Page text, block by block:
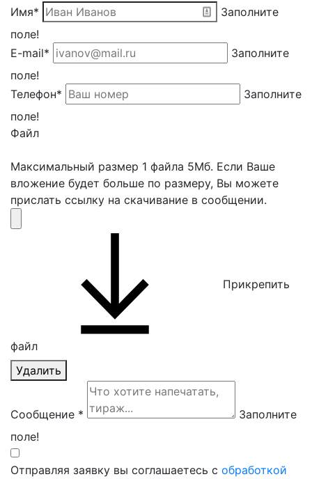
Имя*
Заполните
поле!
E-mail*
Заполните
поле!
Телефон*
Заполните
поле!
Файл
Максимальный размер 1 файла 5Мб. Если Ваше
вложение будет больше по размеру, Вы можете
прислать ссылку на скачивание в сообщении.
Прикрепить
файл
Удалить
Сообщение *
Заполните
поле!
Отправляя заявку вы соглашаетесь с обработкой